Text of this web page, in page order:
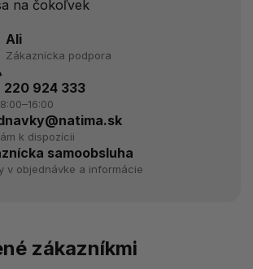
na čokoľvek
Ali
Zákaznícka podpora
220 924 333
k dispozícii
samoobsluha
v objednávke a informácie
zákazníkmi